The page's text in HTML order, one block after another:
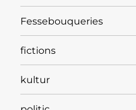
Fessebouqueries
fictions
kultur